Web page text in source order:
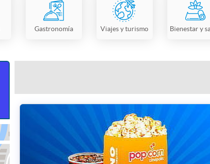
Gastronomía Viajes y turismo Bienestar y